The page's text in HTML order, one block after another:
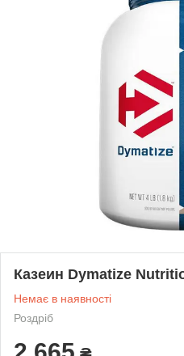
Казеин Dymatize
Немає в наявності
Роздріб